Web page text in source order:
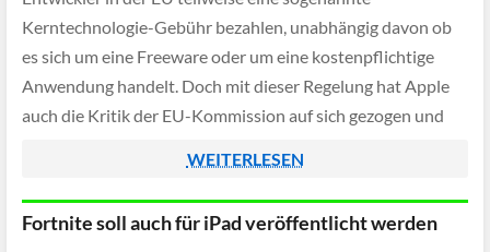
Kerntechnologie-Gebühr bezahlen, unabhängig davon ob
es sich um eine Freeware oder um eine kostenpflichtige
Anwendung handelt. Doch mit dieser Regelung hat Apple
auch die Kritik der EU-Kommission auf sich gezogen und
WEITERLESEN
Fortnite soll auch für iPad veröffentlicht werden